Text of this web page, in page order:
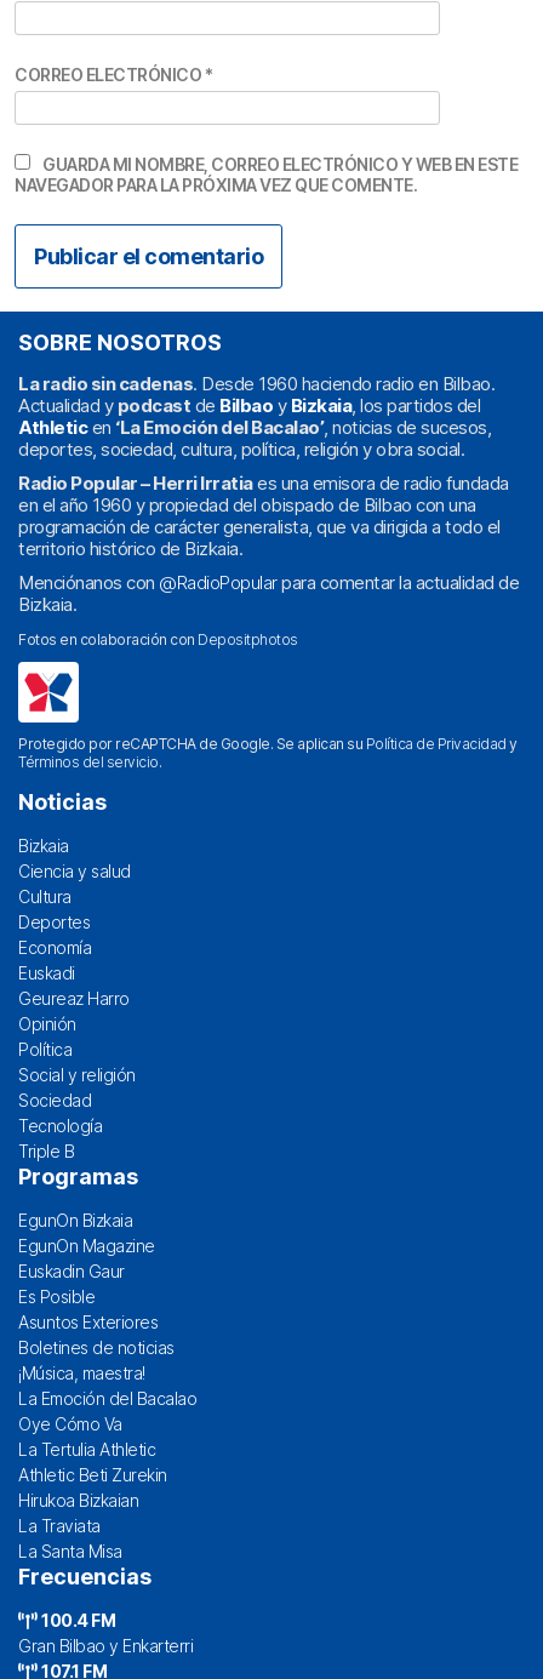
CORREO ELECTRÓNICO *
GUARDA MI NOMBRE, CORREO ELECTRÓNICO Y WEB EN ESTE
NAVEGADOR PARA LA PRÓXIMA VEZ QUE COMENTE.
SOBRE NOSOTROS
La radio sin cadenas. Desde 1960 haciendo radio en Bilbao.
Actualidad y podcast de Bilbao y Bizkaia, los partidos del
Athleticen ‘La Emoción del Bacalao’, noticias de sucesos,
deportes, sociedad, cultura, política, religión y obra social.
Radio Popular – Herri Irratiaes una emisora de radio fundada
en el año 1960 y propiedad del obispado de Bilbao con una
programación de carácter generalista, que va dirigida a todo el
territorio histórico de Bizkaia.
Menciónanos con @RadioPopularpara comentar la actualidad de
Bizkaia.
Fotos en colaboración con Depositphotos
Protegido por reCAPTCHA de Google. Se aplican su Política de Privacidad y
Términos del servicio.
Noticias
Bizkaia
Ciencia y salud
Cultura
Deportes
Economía
Euskadi
Geureaz Harro
Opinión
Política
Social y religión
Sociedad
Tecnología
Triple B
Programas
EgunOn Bizkaia
EgunOn Magazine
Euskadin Gaur
Es Posible
Asuntos Exteriores
Boletines de noticias
¡Música, maestra!
La Emoción del Bacalao
Oye Cómo Va
La Tertulia Athletic
Athletic Beti Zurekin
Hirukoa Bizkaian
La Traviata
La Santa Misa
Frecuencias
100.4 FM
Gran Bilbao y Enkarterri
107.1 FM